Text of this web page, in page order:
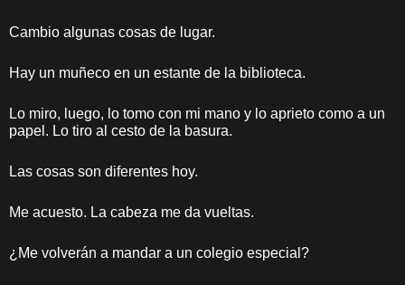
Cambio algunas cosas de lugar.
Hay un muñeco en un estante de la biblioteca.
Lo miro, luego, lo tomo con mi mano y lo aprieto como a un
papel. Lo tiro al cesto de la basura.
Las cosas son diferentes hoy.
Me acuesto. La cabeza me da vueltas.
¿Me volverán a mandar a un colegio especial?